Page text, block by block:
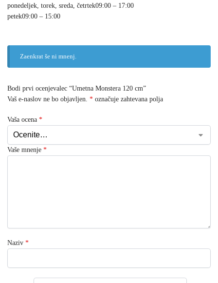
ponedeljek, torek, sreda, četrtek09:00 – 17:00
petek09:00 – 15:00
Zaenkrat še ni mnenj.
Bodi prvi ocenjevalec “Umetna Monstera 120 cm”
Vaš e-naslov ne bo objavljen. * označuje zahtevana polja
Vaša ocena *
Vaše mnenje *
Naziv *